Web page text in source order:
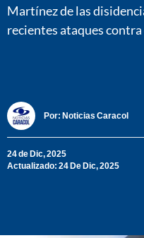
Martínez de las
recientes ataques
Por: Noticias Caracol
24 de Dic, 2025
Actualizado: 24 De Dic, 2025